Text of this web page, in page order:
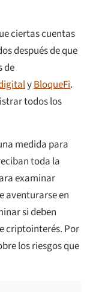
ciertas cuentas
después de que
de
yBloqueFi.
todos los
medida para
toda la
examinar
aventurarse en
si deben
criptointerés. Por
los riesgos que